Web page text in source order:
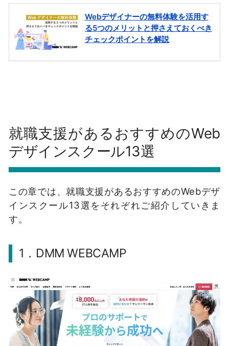
就職支援があるおすすめのWeb
デザインスクール13選
この章では、就職支援があるおすすめのWebデザ
インスクール13選をそれぞれご紹介していきま
す。
1．DMM WEBCAMP